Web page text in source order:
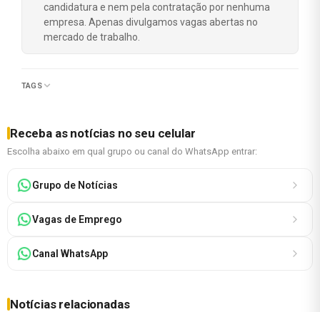
candidatura e nem pela contratação por nenhuma
empresa. Apenas divulgamos vagas abertas no
mercado de trabalho.
TAGS
Receba as notícias no seu celular
Escolha abaixo em qual grupo ou canal do WhatsApp entrar:
Grupo de Notícias
Vagas de Emprego
Canal WhatsApp
Notícias relacionadas